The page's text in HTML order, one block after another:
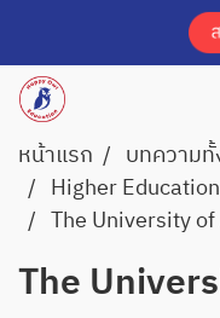
หน้าแรก บทความ
Higher
The University
The